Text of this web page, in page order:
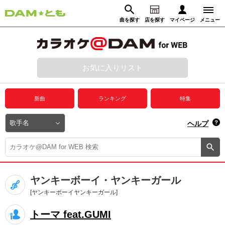
曲を探す 店を探す マイページ メニュー
動画からさがす 録音からさがす
ログイン
プレミアムサービス
DAM★とも動画
DAM★とも録音
カラオケ＠DAM
ユーザー検索
キャンペーン
お気に入りリスト
新曲 ランキング 特集
ヘルプ
ヤンキーボーイ・ヤンキーガール
[ヤンキーボーイヤンキーガール]
トーマ feat.GUMI